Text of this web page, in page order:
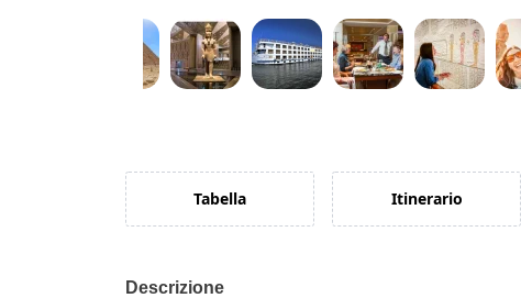
Tabella Itinerario
Descrizione